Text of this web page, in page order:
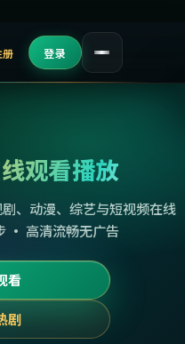
册 登录
观看播放
、动漫、综艺与短视频在线
· 高清流畅无广告
看
剧